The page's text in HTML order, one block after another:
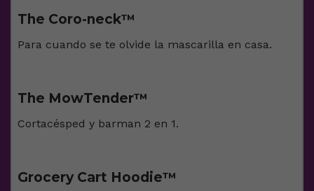
The Coro-neck™️
Para cuando se te olvide la mascarilla en casa.
The MowTender™️
Cortacésped y barman 2 en 1.
Grocery Cart Hoodie™️